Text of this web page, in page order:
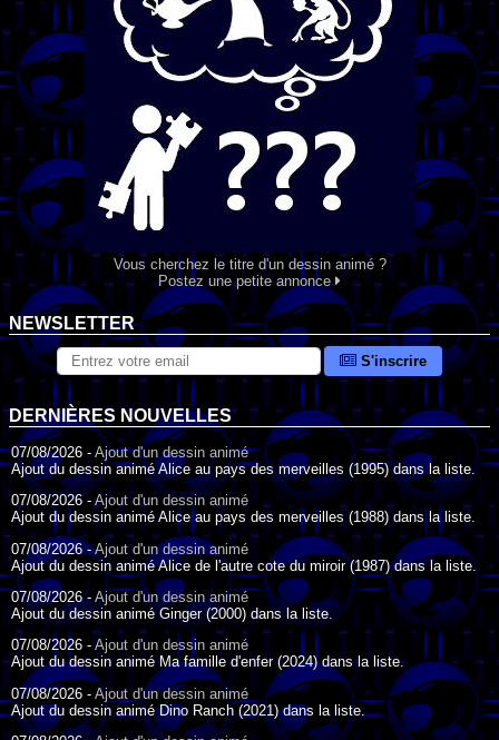
Vous cherchez le titre d'un dessin animé ?
Postez une petite annonce
NEWSLETTER
S'inscrire
DERNIÈRES NOUVELLES
07/08/2026 - Ajout d'un dessin animé
Ajout du dessin animé Alice au pays des merveilles (1995) dans la liste.
07/08/2026 -Ajout d'un dessin animé
Ajout du dessin animé Alice au pays des merveilles (1988) dans la liste.
07/08/2026 -Ajout d'un dessin animé
Ajout du dessin animé Alice de l'autre cote du miroir (1987) dans la liste.
07/08/2026 - Ajout d'un dessin animé
Ajout du dessin animé Ginger (2000) dans la liste.
07/08/2026 - Ajout d'un dessin animé
Ajout du dessin animé Ma famille d'enfer (2024) dans la liste.
07/08/2026 - Ajout d'un dessin animé
Ajout du dessin animé Dino Ranch (2021) dans la liste.